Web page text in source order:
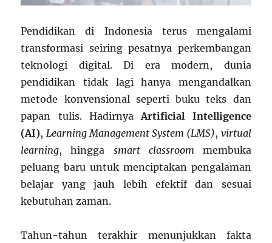
Pendidikan di Indonesia terus mengalami
transformasi seiring pesatnya perkembangan
teknologi digital. Di era modern, dunia
pendidikan tidak lagi hanya mengandalkan
metode konvensional seperti buku teks dan
papan tulis. HadirnyaArtificial Intelligence
(AI), Learning Management System (LMS), virtual
learning, hingga smart classroom membuka
peluang baru untuk menciptakan pengalaman
belajar yang jauh lebih efektif dan sesuai
kebutuhan zaman.
Tahun-tahun terakhir menunjukkan fakta